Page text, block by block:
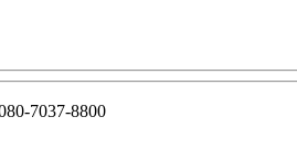
7037-8800